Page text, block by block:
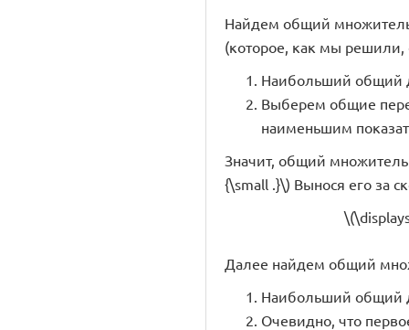
Найдем общий
(которое, как мы
Наибольший общий
Выберем общие
наименьшим
Значит, общий
{\small .}\) Вынося его за
Далее найдем общий
Наибольший общий
Очевидно, что